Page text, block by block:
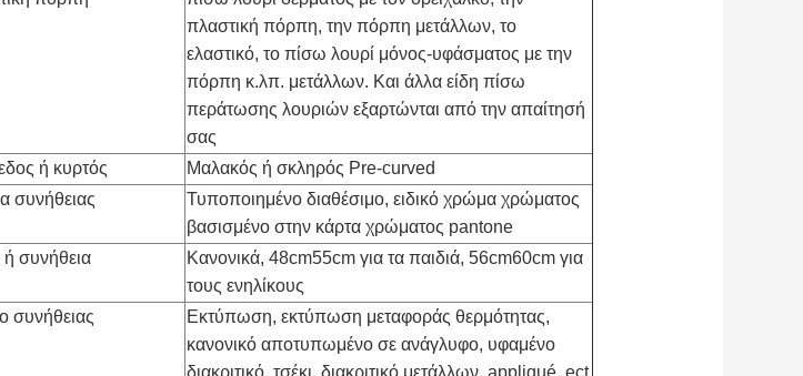
πλαστική πόρπη, την πόρπη μετάλλων, το
ελαστικό, το πίσω λουρί μόνος-υφάσματος με την
πόρπη κ.λπ. μετάλλων. Και άλλα είδη πίσω
περάτωσης λουριών εξαρτώνται από την απαίτησή
σας
ή κυρτός
Μαλακός ή σκληρός Pre-curved
συνήθειας
Τυποποιημένο διαθέσιμο, ειδικό χρώμα χρώματος
βασισμένο στην κάρτα χρώματος pantone
συνήθεια
Κανονικά, 48cm55cm για τα παιδιά, 56cm60cm για
τους ενηλίκους
συνήθειας
Εκτύπωση, εκτύπωση μεταφοράς θερμότητας,
κανονικό αποτυπωμένο σε ανάγλυφο, υφαμένο